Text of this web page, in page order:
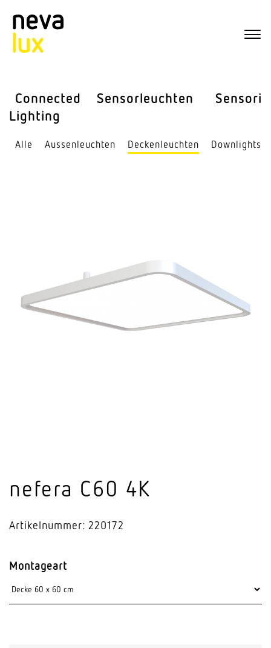
Connected
Lighting
Sensor­leuchten Sensorik
Alle Aussen­leuchten Decken­leuchten Down­lights
nefera C60 4K
Artikelnummer: 220172
Montageart